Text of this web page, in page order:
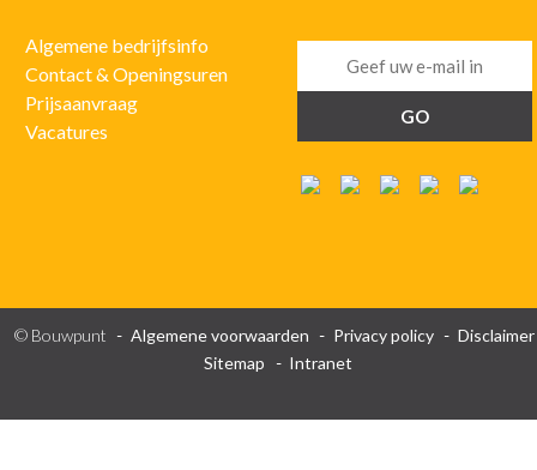
Algemene bedrijfsinfo
Contact & Openingsuren
Prijsaanvraag
Vacatures
© Bouwpunt Algemene voorwaarden Privacy policy
Disclaimer
Sitemap
Intranet